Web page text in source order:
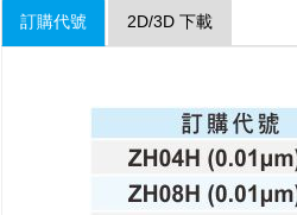
訂購代號 2D/3D 下載